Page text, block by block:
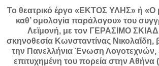
Το θεατρικό έργο «ΕΚΤΟΣ ΥΛΗΣ» ή «Ο
καθ’ ομολογία παράλογου» του
Λεϊμονή, με τον ΓΕΡΑΣΙΜΟ
σκηνοθεσία Κωνσταντίνας
την Πανελλήνια Ένωση Λογοτεχνών,
επιτυχημένη του πορεία στην Αθήνα